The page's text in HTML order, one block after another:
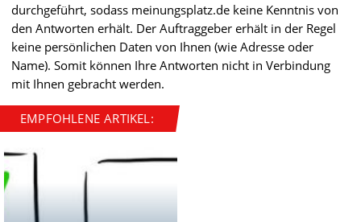
durchgeführt, sodass meinungsplatz.de keine Kenntnis von
den Antworten erhält. Der Auftraggeber erhält in der Regel
keine persönlichen Daten von Ihnen (wie Adresse oder
Name). Somit können Ihre Antworten nicht in Verbindung
mit Ihnen gebracht werden.
EMPFOHLENE ARTIKEL: